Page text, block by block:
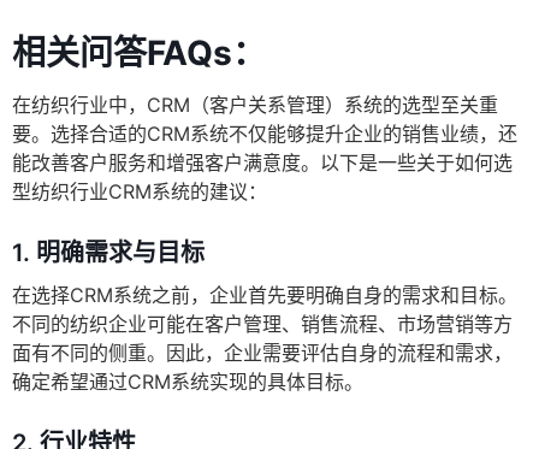
相关问答FAQs：
在纺织行业中，CRM（客户关系管理）系统的选型至关重
要。选择合适的CRM系统不仅能够提升企业的销售业绩，还
能改善客户服务和增强客户满意度。以下是一些关于如何选
型纺织行业CRM系统的建议：
1. 明确需求与目标
在选择CRM系统之前，企业首先要明确自身的需求和目标。
不同的纺织企业可能在客户管理、销售流程、市场营销等方
面有不同的侧重。因此，企业需要评估自身的流程和需求，
确定希望通过CRM系统实现的具体目标。